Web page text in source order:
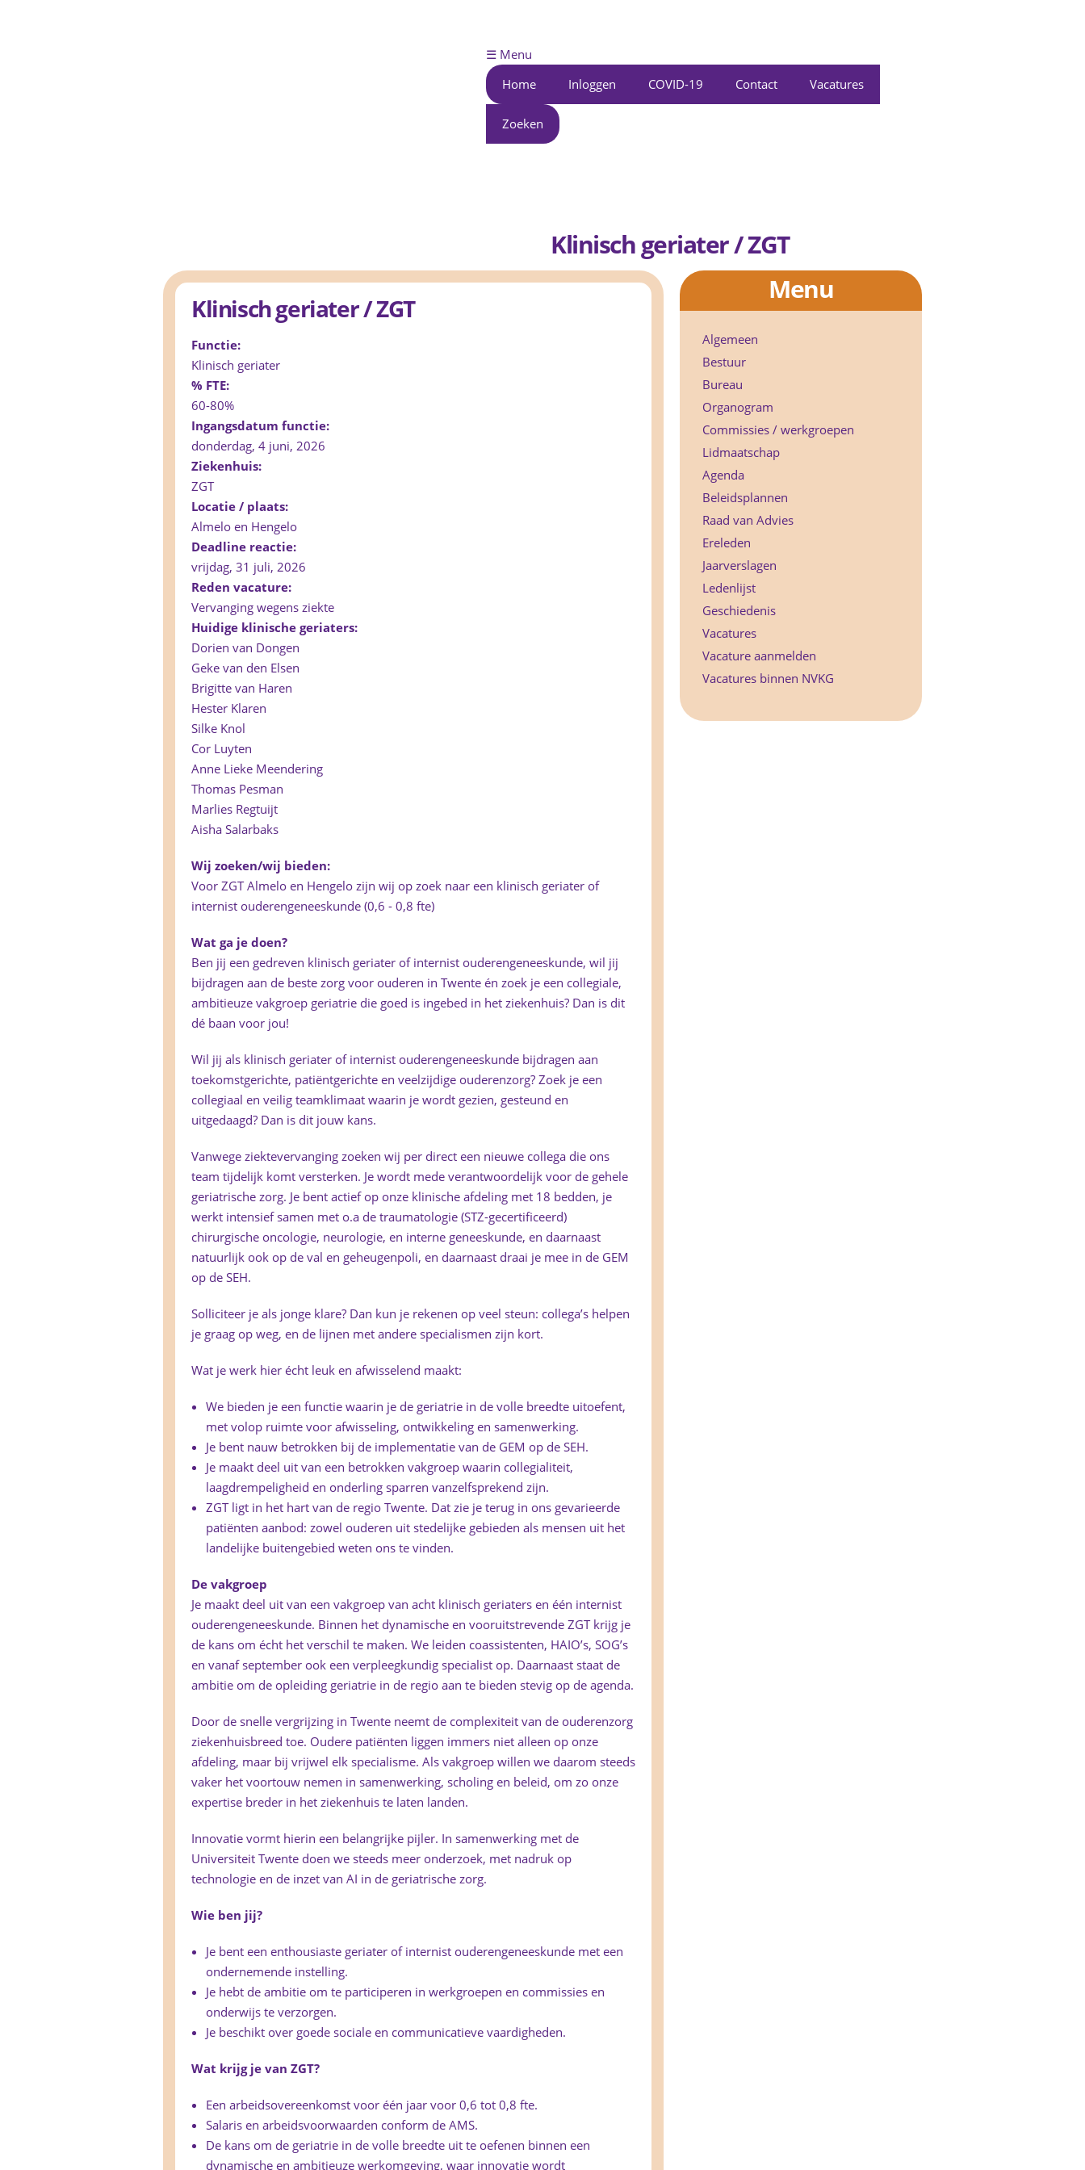
de inhoud
gaan
☰ Menu
Home
Inloggen COVID-19 Contact Vacatures
Zoeken
Klinisch geriater / ZGT
Klinisch geriater / ZGT
Functie:
Klinisch geriater
% FTE:
60-80%
Ingangsdatum functie:
donderdag, 4 juni, 2026
Ziekenhuis:
ZGT
Locatie / plaats:
Almelo en Hengelo
Deadline reactie:
vrijdag, 31 juli, 2026
Reden vacature:
Vervanging wegens ziekte
Huidige klinische geriaters:
Dorien van Dongen
Geke van den Elsen
Brigitte van Haren
Hester Klaren
Silke Knol
Cor Luyten
Anne Lieke Meendering
Thomas Pesman
Marlies Regtuijt
Aisha Salarbaks
Wij zoeken/wij bieden:
Voor ZGT Almelo en Hengelo zijn wij op zoek naar een klinisch geriater of
internist ouderengeneeskunde (0,6 - 0,8 fte)
Wat ga je doen?
Ben jij een gedreven klinisch geriater of internist ouderengeneeskunde, wil jij
bijdragen aan de beste zorg voor ouderen in Twente én zoek je een collegiale,
ambitieuze vakgroep geriatrie die goed is ingebed in het ziekenhuis? Dan is dit
dé baan voor jou!
Wil jij als klinisch geriater of internist ouderengeneeskunde bijdragen aan
toekomstgerichte, patiëntgerichte en veelzijdige ouderenzorg? Zoek je een
collegiaal en veilig teamklimaat waarin je wordt gezien, gesteund en
uitgedaagd? Dan is dit jouw kans.
Vanwege ziektevervanging zoeken wij per direct een nieuwe collega die ons
team tijdelijk komt versterken. Je wordt mede verantwoordelijk voor de gehele
geriatrische zorg. Je bent actief op onze klinische afdeling met 18 bedden, je
werkt intensief samen met o.a de traumatologie (STZ-gecertificeerd)
chirurgische oncologie, neurologie, en interne geneeskunde, en daarnaast
natuurlijk ook op de val en geheugenpoli, en daarnaast draai je mee in de GEM
op de SEH.
Solliciteer je als jonge klare? Dan kun je rekenen op veel steun: collega’s helpen
je graag op weg, en de lijnen met andere specialismen zijn kort.
Wat je werk hier écht leuk en afwisselend maakt:
We bieden je een functie waarin je de geriatrie in de volle breedte uitoefent,
met volop ruimte voor afwisseling, ontwikkeling en samenwerking.
Je bent nauw betrokken bij de implementatie van de GEM op de SEH.
Je maakt deel uit van een betrokken vakgroep waarin collegialiteit,
laagdrempeligheid en onderling sparren vanzelfsprekend zijn.
ZGT ligt in het hart van de regio Twente. Dat zie je terug in ons gevarieerde
patiënten aanbod: zowel ouderen uit stedelijke gebieden als mensen uit het
landelijke buitengebied weten ons te vinden.
De vakgroep
Je maakt deel uit van een vakgroep van acht klinisch geriaters en één internist
ouderengeneeskunde. Binnen het dynamische en vooruitstrevende ZGT krijg je
de kans om écht het verschil te maken. We leiden coassistenten, HAIO’s, SOG’s
en vanaf september ook een verpleegkundig specialist op. Daarnaast staat de
ambitie om de opleiding geriatrie in de regio aan te bieden stevig op de agenda.
Door de snelle vergrijzing in Twente neemt de complexiteit van de ouderenzorg
ziekenhuisbreed toe. Oudere patiënten liggen immers niet alleen op onze
afdeling, maar bij vrijwel elk specialisme. Als vakgroep willen we daarom steeds
vaker het voortouw nemen in samenwerking, scholing en beleid, om zo onze
expertise breder in het ziekenhuis te laten landen.
Innovatie vormt hierin een belangrijke pijler. In samenwerking met de
Universiteit Twente doen we steeds meer onderzoek, met nadruk op
technologie en de inzet van AI in de geriatrische zorg.
Wie ben jij?
Je bent een enthousiaste geriater of internist ouderengeneeskunde met een
ondernemende instelling.
Je hebt de ambitie om te participeren in werkgroepen en commissies en
onderwijs te verzorgen.
Je beschikt over goede sociale en communicatieve vaardigheden.
Wat krijg je van ZGT?
Een arbeidsovereenkomst voor één jaar voor 0,6 tot 0,8 fte.
Salaris en arbeidsvoorwaarden conform de AMS.
De kans om de geriatrie in de volle breedte uit te oefenen binnen een
dynamische en ambitieuze werkomgeving, waar innovatie wordt
Menu
Algemeen
Bestuur
Bureau
Organogram
Commissies / werkgroepen
Lidmaatschap
Agenda
Beleidsplannen
Raad van Advies
Ereleden
Jaarverslagen
Ledenlijst
Geschiedenis
Vacatures
Vacature aanmelden
Vacatures binnen NVKG